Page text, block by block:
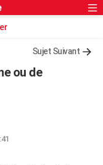
Sujet Suivant
ou de